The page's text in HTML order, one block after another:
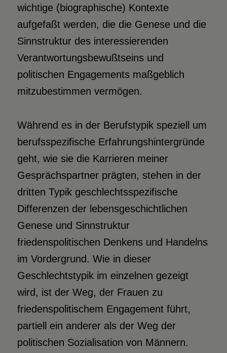
wichtige (biographische) Kontexte
aufgefaßt werden, die die Genese und die
Sinnstruktur des interessierenden
Verantwortungsbewußtseins und
politischen Engagements maßgeblich
mitzubestimmen vermögen.
Während es in der Berufstypik speziell um
berufsspezifische Erfahrungshintergründe
geht, wie sie die Karrieren meiner
Gesprächspartner prägten, stehen in der
dritten Typik geschlechtsspezifische
Differenzen der lebensgeschichtlichen
Genese und Sinnstruktur
friedenspolitischen Denkens und Handelns
im Vordergrund. Wie in dieser
Geschlechtstypik im einzelnen gezeigt
wird, ist der Weg, der Frauen zu
friedenspolitischem Engagement führt,
partiell ein anderer als der Weg der
politischen Sozialisation von Männern.